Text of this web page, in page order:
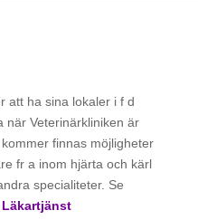
att ha sina lokaler i f d
när Veterinärkliniken är
finnas möjligheter
fr a inom hjärta och kärl
specialiteter. Se